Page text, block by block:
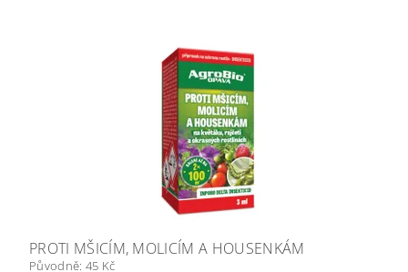
PROTI MŠICÍM, MOLICÍM A HOUSENKÁM
Původně: 45 Kč